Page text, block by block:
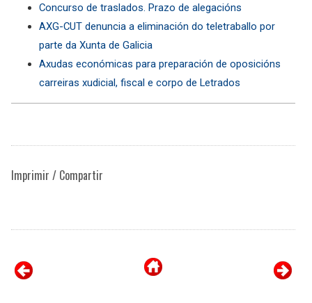
Concurso de traslados. Prazo de alegacións
AXG-CUT denuncia a eliminación do teletraballo por
parte da Xunta de Galicia
Axudas económicas para preparación de oposicións
carreiras xudicial, fiscal e corpo de Letrados
Imprimir / Compartir